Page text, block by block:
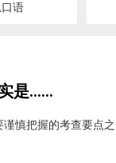
语
是......
慎把握的考查要点